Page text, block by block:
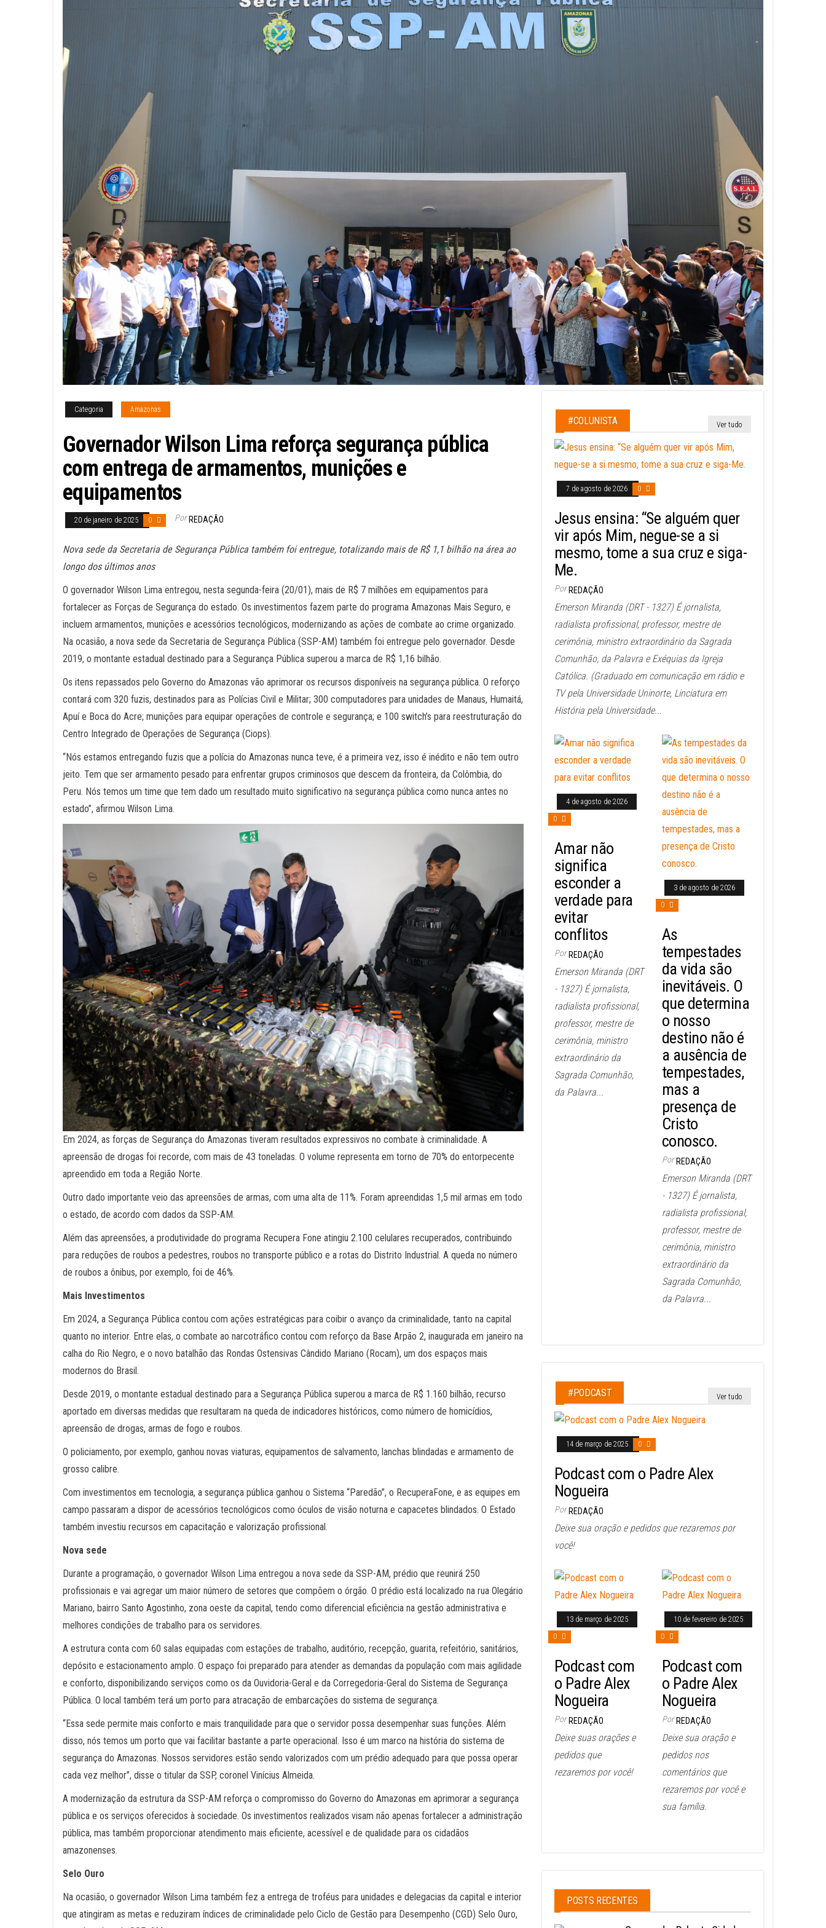
Categoria Amazonas
Governador Wilson Lima reforça segurança pública
com entrega de armamentos, munições e
equipamentos
20 de janeiro de 2025 0 Por REDAÇÃO
Nova sede da Secretaria de Segurança Pública também foi entregue, totalizando mais de R$ 1,1 bilhão na área ao
longo dos últimos anos
O governador Wilson Lima entregou, nesta segunda-feira (20/01), mais de R$ 7 milhões em equipamentos para
fortalecer as Forças de Segurança do estado. Os investimentos fazem parte do programa Amazonas Mais Seguro, e
incluem armamentos, munições e acessórios tecnológicos, modernizando as ações de combate ao crime organizado.
Na ocasião, a nova sede da Secretaria de Segurança Pública (SSP-AM) também foi entregue pelo governador. Desde
2019, o montante estadual destinado para a Segurança Pública superou a marca de R$ 1,16 bilhão.
Os itens repassados pelo Governo do Amazonas vão aprimorar os recursos disponíveis na segurança pública. O reforço
contará com 320 fuzis, destinados para as Polícias Civil e Militar; 300 computadores para unidades de Manaus, Humaitá,
Apuí e Boca do Acre; munições para equipar operações de controle e segurança; e 100 switch’s para reestruturação do
Centro Integrado de Operações de Segurança (Ciops).
“Nós estamos entregando fuzis que a polícia do Amazonas nunca teve, é a primeira vez, isso é inédito e não tem outro
jeito. Tem que ser armamento pesado para enfrentar grupos criminosos que descem da fronteira, da Colômbia, do
Peru. Nós temos um time que tem dado um resultado muito significativo na segurança pública como nunca antes no
estado”, afirmou Wilson Lima.
Em 2024, as forças de Segurança do Amazonas tiveram resultados expressivos no combate à criminalidade. A
apreensão de drogas foi recorde, com mais de 43 toneladas. O volume representa em torno de 70% do entorpecente
apreendido em toda a Região Norte.
Outro dado importante veio das apreensões de armas, com uma alta de 11%. Foram apreendidas 1,5 mil armas em todo
o estado, de acordo com dados da SSP-AM.
Além das apreensões, a produtividade do programa Recupera Fone atingiu 2.100 celulares recuperados, contribuindo
para reduções de roubos a pedestres, roubos no transporte público e a rotas do Distrito Industrial. A queda no número
de roubos a ônibus, por exemplo, foi de 46%.
Mais Investimentos
Em 2024, a Segurança Pública contou com ações estratégicas para coibir o avanço da criminalidade, tanto na capital
quanto no interior. Entre elas, o combate ao narcotráfico contou com reforço da Base Arpão 2, inaugurada em janeiro na
calha do Rio Negro, e o novo batalhão das Rondas Ostensivas Cândido Mariano (Rocam), um dos espaços mais
modernos do Brasil.
Desde 2019, o montante estadual destinado para a Segurança Pública superou a marca de R$ 1.160 bilhão, recurso
aportado em diversas medidas que resultaram na queda de indicadores históricos, como número de homicídios,
apreensão de drogas, armas de fogo e roubos.
O policiamento, por exemplo, ganhou novas viaturas, equipamentos de salvamento, lanchas blindadas e armamento de
grosso calibre.
Com investimentos em tecnologia, a segurança pública ganhou o Sistema “Paredão”, o RecuperaFone, e as equipes em
campo passaram a dispor de acessórios tecnológicos como óculos de visão noturna e capacetes blindados. O Estado
também investiu recursos em capacitação e valorização profissional.
Nova sede
Durante a programação, o governador Wilson Lima entregou a nova sede da SSP-AM, prédio que reunirá 250
profissionais e vai agregar um maior número de setores que compõem o órgão. O prédio está localizado na rua Olegário
Mariano, bairro Santo Agostinho, zona oeste da capital, tendo como diferencial eficiência na gestão administrativa e
melhores condições de trabalho para os servidores.
A estrutura conta com 60 salas equipadas com estações de trabalho, auditório, recepção, guarita, refeitório, sanitários,
depósito e estacionamento amplo. O espaço foi preparado para atender as demandas da população com mais agilidade
e conforto, disponibilizando serviços como os da Ouvidoria-Geral e da Corregedoria-Geral do Sistema de Segurança
Pública. O local também terá um porto para atracação de embarcações do sistema de segurança.
“Essa sede permite mais conforto e mais tranquilidade para que o servidor possa desempenhar suas funções. Além
disso, nós temos um porto que vai facilitar bastante a parte operacional. Isso é um marco na história do sistema de
segurança do Amazonas. Nossos servidores estão sendo valorizados com um prédio adequado para que possa operar
cada vez melhor”, disse o titular da SSP, coronel Vinícius Almeida.
A modernização da estrutura da SSP-AM reforça o compromisso do Governo do Amazonas em aprimorar a segurança
pública e os serviços oferecidos à sociedade. Os investimentos realizados visam não apenas fortalecer a administração
pública, mas também proporcionar atendimento mais eficiente, acessível e de qualidade para os cidadãos
amazonenses.
Selo Ouro
Na ocasião, o governador Wilson Lima também fez a entrega de troféus para unidades e delegacias da capital e interior
que atingiram as metas e reduziram índices de criminalidade pelo Ciclo de Gestão para Desempenho (CGD) Selo Ouro,
#COLUNISTA Ver tudo
7 de agosto de 2026 0
Jesus ensina: “Se alguém quer
vir após Mim, negue-se a si
mesmo, tome a sua cruz e siga-
Me.
Por REDAÇÃO
Emerson Miranda (DRT - 1327) É jornalista,
radialista profissional, professor, mestre de
cerimônia, ministro extraordinário da Sagrada
Comunhão, da Palavra e Exéquias da Igreja
Católica. (Graduado em comunicação em rádio e
TV pela Universidade Uninorte, Linciatura em
História pela Universidade...
4 de agosto de 2026
0
Amar não
significa
esconder a
verdade para
evitar
conflitos
Por REDAÇÃO
Emerson Miranda (DRT
- 1327) É jornalista,
radialista profissional,
professor, mestre de
cerimônia, ministro
extraordinário da
Sagrada Comunhão,
da Palavra...
3 de agosto de 2026
0
As
tempestades
da vida são
inevitáveis. O
que determina
o nosso
destino não é
a ausência de
tempestades,
mas a
presença de
Cristo
conosco.
Por REDAÇÃO
Emerson Miranda (DRT
- 1327) É jornalista,
radialista profissional,
professor, mestre de
cerimônia, ministro
extraordinário da
Sagrada Comunhão,
da Palavra...
#PODCAST Ver tudo
14 de março de 2025 0
Podcast com o Padre Alex
Nogueira
Por REDAÇÃO
Deixe sua oração e pedidos que rezaremos por
você!
13 de março de 2025
0
Podcast com
o Padre Alex
Nogueira
Por REDAÇÃO
Deixe suas orações e
pedidos que
rezaremos por você!
10 de fevereiro de 2025
0
Podcast com
o Padre Alex
Nogueira
Por REDAÇÃO
Deixe sua oração e
pedidos nos
comentários que
rezaremos por você e
sua família.
POSTS RECENTES